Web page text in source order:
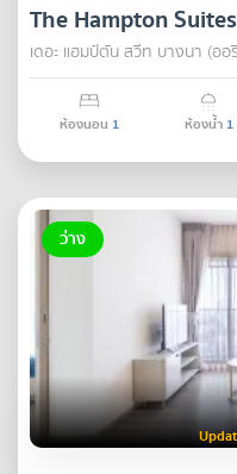
The Hampton
เดอะ แฮมป์ตัน สวีท บางนา (อ
ห้องนอน 1 ห้องน้ำ 1
ว่าง